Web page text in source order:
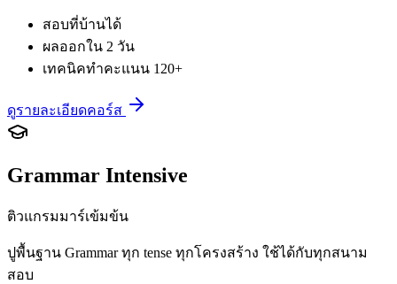
สอบที่บ้านได้
ผลออกใน 2 วัน
เทคนิคทำคะแนน 120+
ดูรายละเอียดคอร์ส
Grammar Intensive
ติวแกรมมาร์เข้มข้น
ปูพื้นฐาน Grammar ทุก tense ทุกโครงสร้าง ใช้ได้กับทุกสนาม
สอบ